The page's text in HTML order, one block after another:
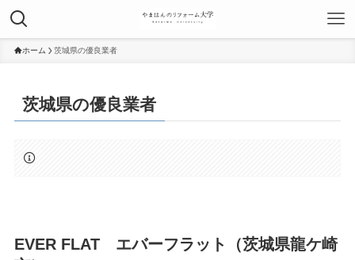
ホーム 茨城県の優良業者
茨城県の優良業者
EVER FLAT エバーフラット（茨城県龍ケ崎